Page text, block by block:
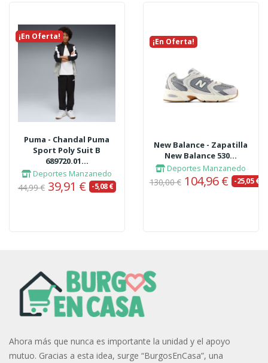
¡En Oferta!
Puma - Chandal Puma
Sport Poly Suit B
689720.01...
Deportes Manzanedo
44,99 € 39,91 € -5,08 €
¡En Oferta!
New Balance - Zapatilla
New Balance 530...
Deportes Manzanedo
130,00 € 104,96 € -25,05 €
Ahora más que nunca es importante la unidad y el apoyo
mutuo. Gracias a esta idea, surge “BurgosEnCasa”, una